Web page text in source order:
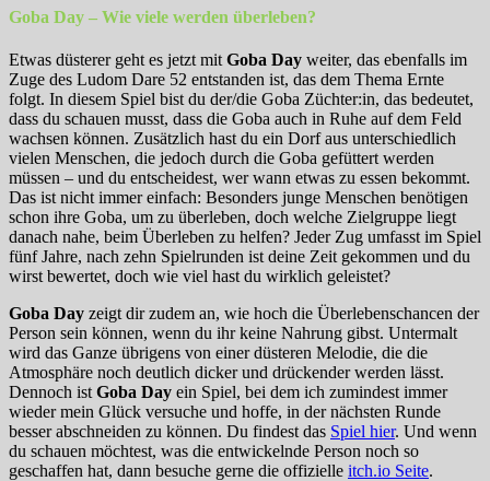
Goba Day – Wie viele werden überleben?
Etwas düsterer geht es jetzt mit Goba Day weiter, das ebenfalls im
Zuge des Ludom Dare 52 entstanden ist, das dem Thema Ernte
folgt. In diesem Spiel bist du der/die Goba Züchter:in, das bedeutet,
dass du schauen musst, dass die Goba auch in Ruhe auf dem Feld
wachsen können. Zusätzlich hast du ein Dorf aus unterschiedlich
vielen Menschen, die jedoch durch die Goba gefüttert werden
müssen – und du entscheidest, wer wann etwas zu essen bekommt.
Das ist nicht immer einfach: Besonders junge Menschen benötigen
schon ihre Goba, um zu überleben, doch welche Zielgruppe liegt
danach nahe, beim Überleben zu helfen? Jeder Zug umfasst im Spiel
fünf Jahre, nach zehn Spielrunden ist deine Zeit gekommen und du
wirst bewertet, doch wie viel hast du wirklich geleistet?
Goba Day zeigt dir zudem an, wie hoch die Überlebenschancen der
Person sein können, wenn du ihr keine Nahrung gibst. Untermalt
wird das Ganze übrigens von einer düsteren Melodie, die die
Atmosphäre noch deutlich dicker und drückender werden lässt.
Dennoch ist Goba Day ein Spiel, bei dem ich zumindest immer
wieder mein Glück versuche und hoffe, in der nächsten Runde
besser abschneiden zu können. Du findest das Spiel hier. Und wenn
du schauen möchtest, was die entwickelnde Person noch so
geschaffen hat, dann besuche gerne die offizielle itch.io Seite.